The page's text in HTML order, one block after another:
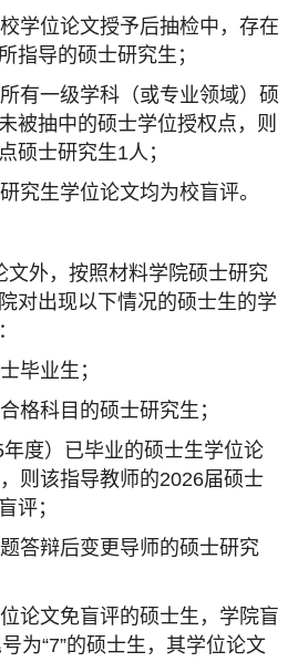
学位论文授予后抽检中，存在
指导的硕士研究生；
有一级学科（或专业领域）硕
被抽中的硕士学位授权点，则
硕士研究生1人；
究生学位论文均为校盲评。
文外，按照材料学院硕士研究
对出现以下情况的硕士生的学
毕业生；
格科目的硕士研究生；
度）已毕业的硕士生学位论
则该指导教师的2026届硕士
评；
答辩后变更导师的硕士研究
论文免盲评的硕士生，学院盲
为“7”的硕士生，其学位论文